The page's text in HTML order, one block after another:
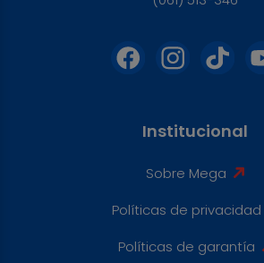
Institucional
Sobre Mega
Políticas de privacidad
Políticas de garantía